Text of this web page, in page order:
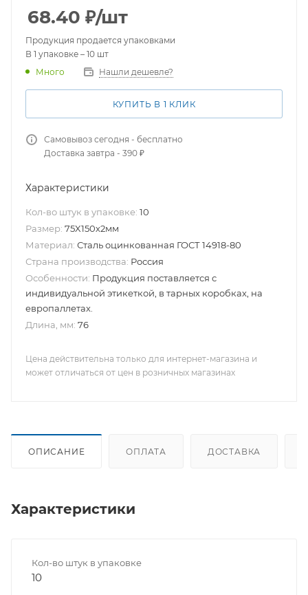
68.40 ₽/шт
Продукция продается упаковками
В 1 упаковке – 10 шт
Много
Нашли дешевле?
КУПИТЬ В 1 КЛИК
Самовывоз сегодня - бесплатно
Доставка завтра - 390 ₽
Характеристики
Кол-во штук в упаковке: 10
Размер: 75X150х2мм
Материал: Сталь оцинкованная ГОСТ 14918-80
Страна производства: Россия
Особенности: Продукция поставляется с
индивидуальной этикеткой, в тарных коробках, на
европаллетах.
Длина, мм: 76
Цена действительна только для интернет-магазина и
может отличаться от цен в розничных магазинах
ОПИСАНИЕ ОПЛАТА ДОСТАВКА
Характеристики
Кол-во штук в упаковке
10